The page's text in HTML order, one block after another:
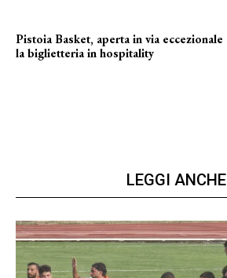
Pistoia Basket, aperta in via eccezionale
la biglietteria in hospitality
LEGGI ANCHE